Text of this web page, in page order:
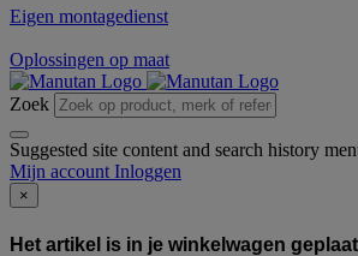
Eigen montagedienst
Oplossingen op maat
Zoek
Suggested site content and search history
Mijn account Inloggen
×
Het artikel is in je winkelwagen